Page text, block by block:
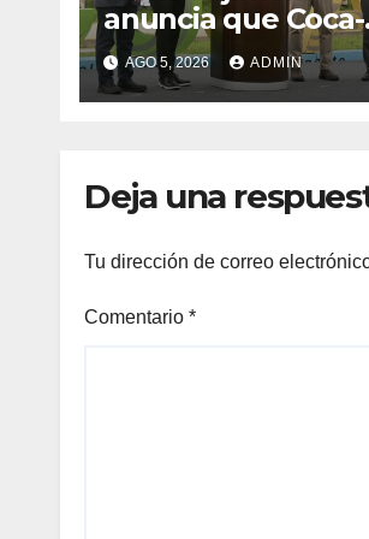
anuncia que Coca-
Cola invertirá
US$1,000 millones
en 5 años
AGO 5, 2026 ADMIN
Deja una
Tu dirección de correo
Comentario *